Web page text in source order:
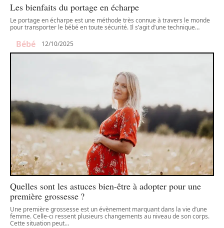
Les bienfaits du portage en écharpe
Le portage en écharpe est une méthode très connue à travers le monde
pour transporter le bébé en toute sécurité. Il s’agit d’une technique…
Bébé 12/10/2025
Quelles sont les astuces bien-être à adopter pour une
première grossesse ?
Une première grossesse est un évènement marquant dans la vie d’une
femme. Celle-ci ressent plusieurs changements au niveau de son corps.
Cette situation peut…